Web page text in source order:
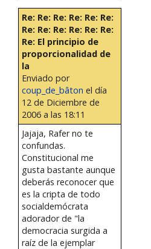
Re: Re: Re: Re: Re: Re:
Re: Re: Re: Re: Re: Re:
Re: El principio de
proporcionalidad de
la
Enviado por
coup_de_bâton el día
12 de Diciembre de
2006 a las 18:11
Jajaja, Rafer no te
confundas.
Constitucional me
gusta bastante aunque
deberás reconocer que
es la cripta de todo
socialdemócrata
adorador de "la
democracia surgida a
raíz de la ejemplar